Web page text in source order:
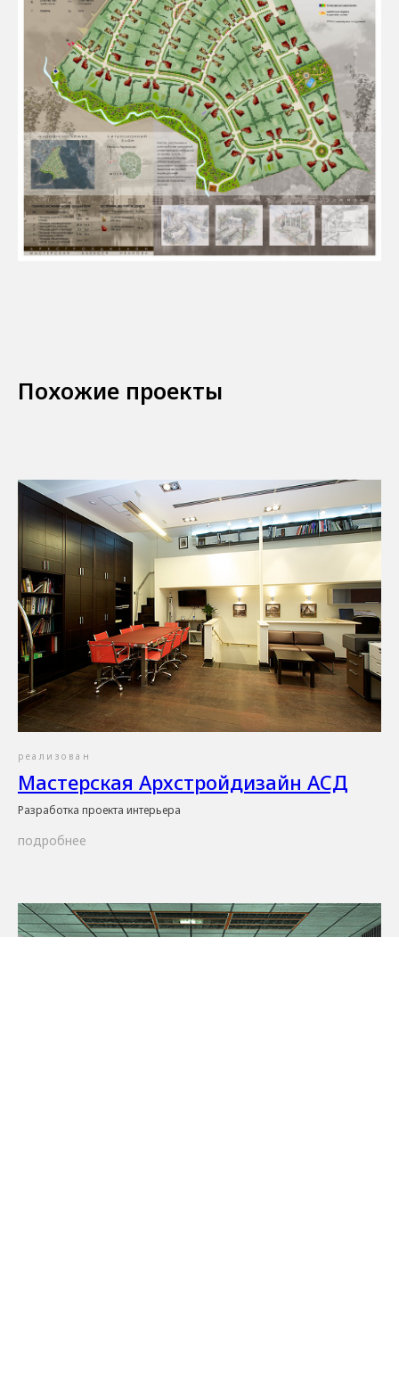
Похожие проекты
реализован
Мастерская Архстройдизайн АСД
Разработка проекта интерьера
подробнее